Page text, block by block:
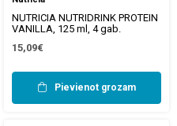
NUTRICIA NUTRIDRINK PROTEIN
VANILLA, 125 ml, 4 gab.
15,09€
Pievienot grozam